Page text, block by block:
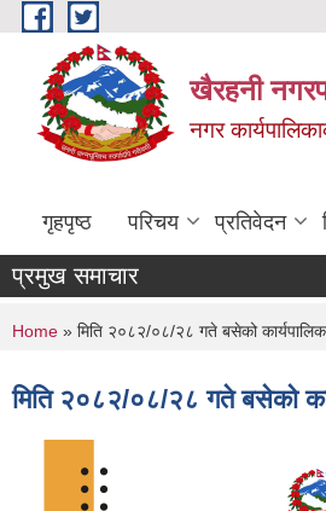
Skip to main content
खैरहनी
नगर
गृहपृष्ठ परिचय प्रतिवेदन
प्रमुख समाचार
You are here
Home » मिति २०८२/०८/२८ गते बसेको
मिति २०८२/०८/२८ गते बसेको